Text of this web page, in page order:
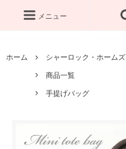
メニュー
ホーム
シャーロック・ホームズ
商品一覧
手提げバッグ